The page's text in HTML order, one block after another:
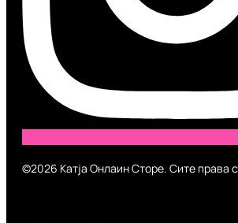
©2026 Катја Онлаин Сторе. Сите права